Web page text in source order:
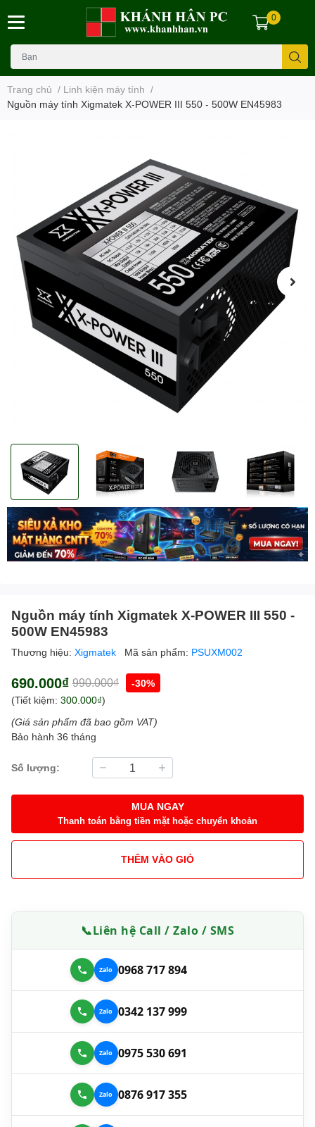
0
Trang chủ / Linh kiện máy tính /
Nguồn máy tính Xigmatek X-POWER III 550 - 500W EN45983
Nguồn máy tính Xigmatek X-POWER III 550 -
500W EN45983
Thương hiệu: Xigmatek Mã sản phẩm: PSUXM002
690.000₫ 990.000₫
-30%
(Tiết kiệm: 300.000₫)
(Giá sản phẩm đã bao gồm VAT)
Bảo hành 36 tháng
Số lượng:
MUA NGAY
Thanh toán bằng tiền mặt hoặc chuyển khoản
THÊM VÀO GIỎ
📞Liên hệ Call / Zalo / SMS
0968 717 894
0342 137 999
0975 530 691
0876 917 355